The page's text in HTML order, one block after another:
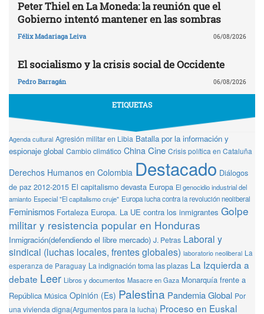
Peter Thiel en La Moneda: la reunión que el
Gobierno intentó mantener en las sombras
Félix Madariaga Leiva 06/08/2026
El socialismo y la crisis social de Occidente
Pedro Barragán 06/08/2026
ETIQUETAS
Agenda cultural Agresión militar en Libia Batalla por la información y
espionaje global Cambio climático China Cine Crisis política en Cataluña
Derechos Humanos en Colombia Destacado Diálogos
de paz 2012-2015 El capitalismo devasta Europa El genocidio industrial del
amianto Especial "El capitalismo cruje" Europa lucha contra la revolución neoliberal
Feminismos Fortaleza Europa. La UE contra los inmigrantes Golpe
militar y resistencia popular en Honduras
Inmigración(defendiendo el libre mercado) J. Petras Laboral y
sindical (luchas locales, frentes globales) laboratorio neoliberal La
esperanza de Paraguay La indignación toma las plazas La Izquierda a
debate Leer Libros y documentos Masacre en Gaza Monarquía frente a
República Música Opinión (Es) Palestina Pandemia Global Por
una vivienda digna(Argumentos para la lucha) Proceso en Euskal